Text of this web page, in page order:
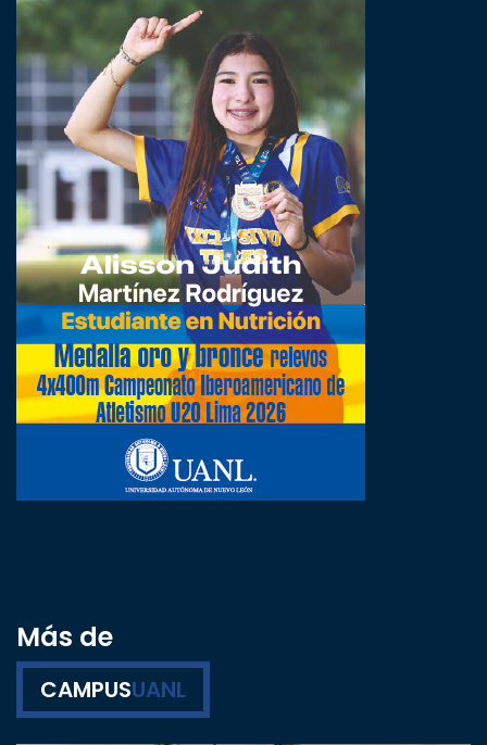
Más de
CAMPUSUANL